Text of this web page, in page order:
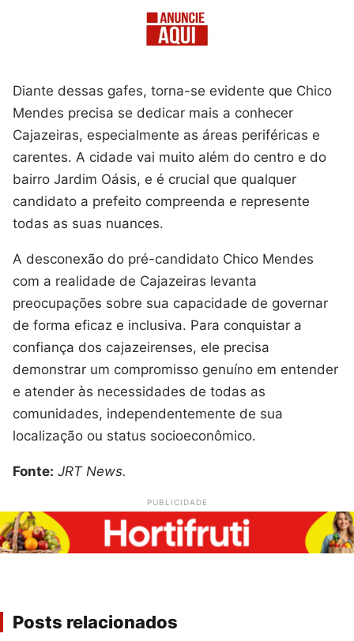
Diante dessas gafes, torna-se evidente que Chico
Mendes precisa se dedicar mais a conhecer
Cajazeiras, especialmente as áreas periféricas e
carentes. A cidade vai muito além do centro e do
bairro Jardim Oásis, e é crucial que qualquer
candidato a prefeito compreenda e represente
todas as suas nuances.
A desconexão do pré-candidato Chico Mendes
com a realidade de Cajazeiras levanta
preocupações sobre sua capacidade de governar
de forma eficaz e inclusiva. Para conquistar a
confiança dos cajazeirenses, ele precisa
demonstrar um compromisso genuíno em entender
e atender às necessidades de todas as
comunidades, independentemente de sua
localização ou status socioeconômico.
Fonte: JRT News.
PUBLICIDADE
Posts relacionados